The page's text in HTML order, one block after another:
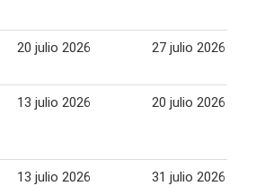
20 julio 2026 27 julio 2026
13 julio 2026 20 julio 2026
13 julio 2026 31 julio 2026